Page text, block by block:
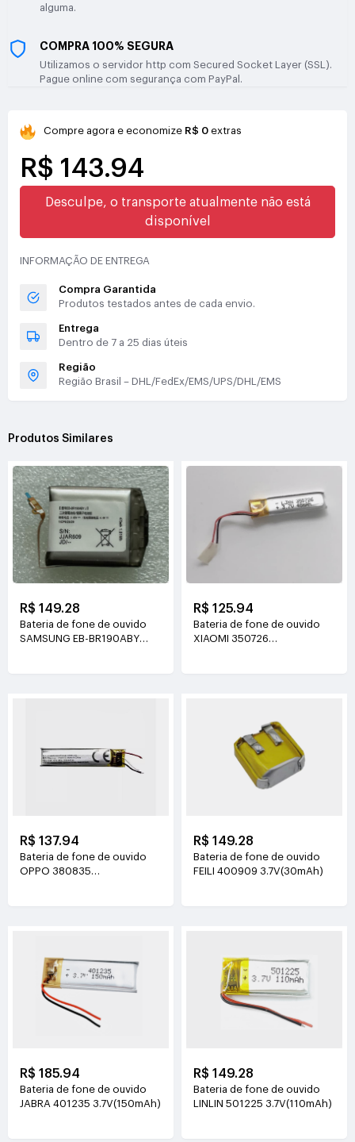
alguma.
COMPRA 100% SEGURA
Utilizamos o servidor http com Secured Socket Layer (SSL).
Pague online com segurança com PayPal.
Compre agora e economize R$ 0 extras
R$ 143.94
Desculpe, o transporte atualmente não está
disponível
INFORMAÇÃO DE ENTREGA
Compra Garantida
Produtos testados antes de cada envio.
Entrega
Dentro de 7 a 25 dias úteis
Região
Região Brasil – DHL/FedEx/EMS/UPS/DHL/EMS
Produtos Similares
R$ 149.28
Bateria de fone de ouvido
SAMSUNG EB-BR190ABY
R$ 125.94
Bateria de fone de ouvido
XIAOMI 350726
R$ 137.94
Bateria de fone de ouvido
OPPO 380835
R$ 149.28
Bateria de fone de ouvido
FEILI 400909 3.7V(30mAh)
R$ 185.94
Bateria de fone de ouvido
JABRA 401235 3.7V(150mAh)
R$ 149.28
Bateria de fone de ouvido
LINLIN 501225 3.7V(110mAh)